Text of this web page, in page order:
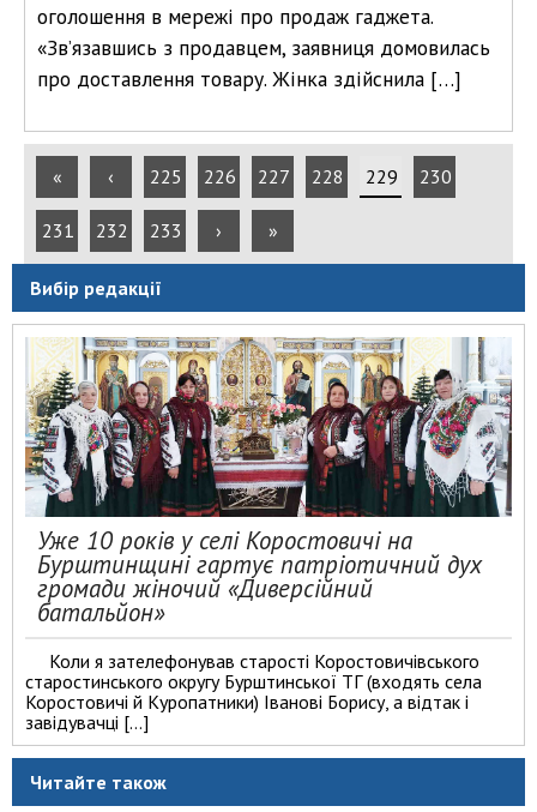
оголошення в мережі про продаж гаджета.
«Зв’язавшись з продавцем, заявниця домовилась
про доставлення товару. Жінка здійснила […]
« ‹ 225 226 227 228 229 230
231 232 233 › »
Вибір редакції
Уже 10 років у селі Коростовичі на
Бурштинщині гартує патріотичний дух
громади жіночий «Диверсійний
батальйон»
Коли я зателефонував старості Коростовичівського
старостинського округу Бурштинської ТГ (входять села
Коростовичі й Куропатники) Іванові Борису, а відтак і
завідувачці […]
Читайте також